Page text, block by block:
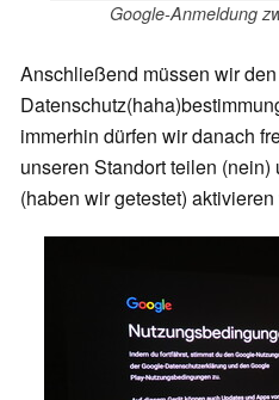
Google-Anmeldung
Anschließend müssen wir
immerhin dürfen wir danach
unseren Standort teilen
(haben wir getestet)